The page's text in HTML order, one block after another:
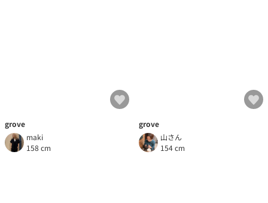
grove
maki
158 cm
grove
山さん
154 cm